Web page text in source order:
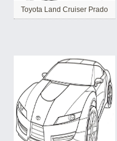
Toyota Land Cruiser Prado